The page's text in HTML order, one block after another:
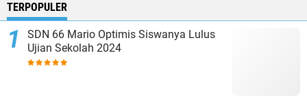
TERPOPULER
SDN 66 Mario Optimis Siswanya Lulus
Ujian Sekolah 2024